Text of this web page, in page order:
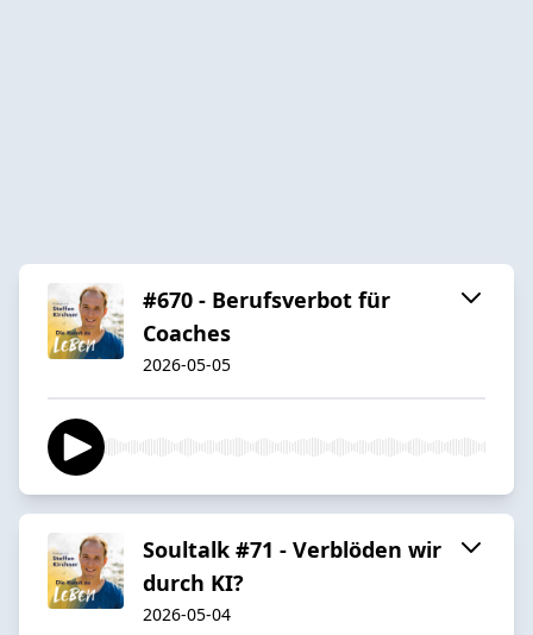
#670 - Berufsverbot für
Coaches
2026-05-05
Soultalk #71 - Verblöden wir
durch KI?
2026-05-04